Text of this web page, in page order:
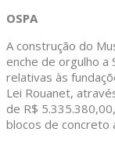
OSPA
A construção do
enche de orgulho a
relativas às
Lei Rouanet,
de R$
blocos de concreto